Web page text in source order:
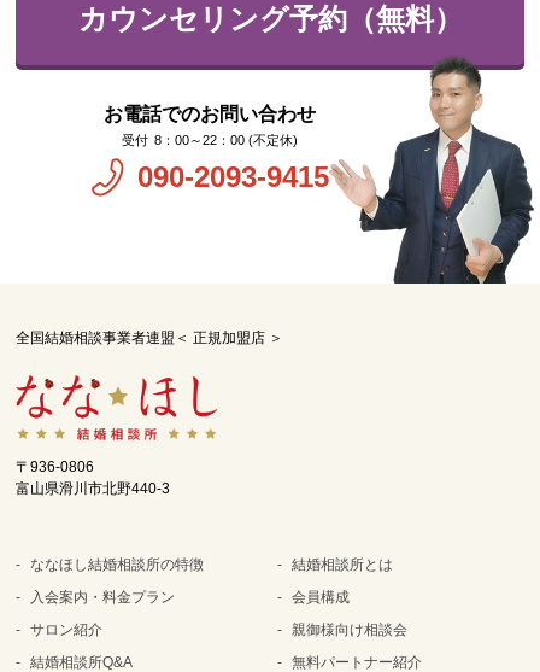
カウンセリング予約（無料）
お電話でのお問い合わせ
8：00～22：00 (不定休)
090-2093-9415
全国結婚相談事業者連盟＜ 正規加盟店 ＞
〒936-0806
富山県滑川市北野440-3
ななほし結婚相談所の特徴
入会案内・料金プラン
サロン紹介
結婚相談所Q&A
結婚相談所とは
会員構成
親御様向け相談会
無料パートナー紹介